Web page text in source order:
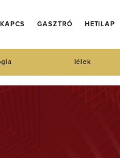
GASZTRÓ HETILAP
lélek